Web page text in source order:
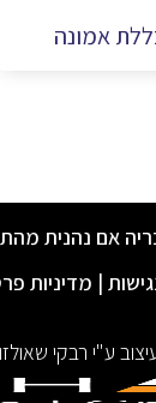
אמונה
אם נהנית
| מדיניות
ע"י רבקי